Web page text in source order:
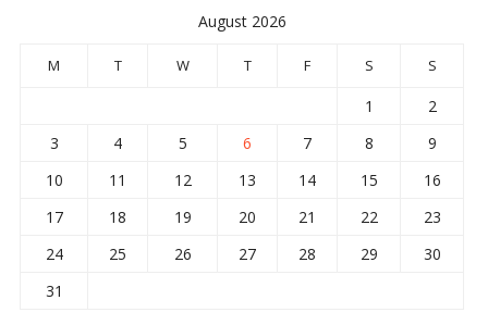
August 2026
M T W T F S S
1
2
3
4 5 6 7 8
9
10
11 12 13 14 15
16
17
18 19 20 21 22
23
24
25 26 27 28 29
30
31